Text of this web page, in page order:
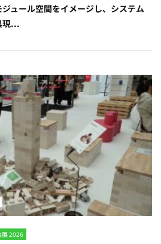
ュール空間をイメージし、システム
現...
展 2026